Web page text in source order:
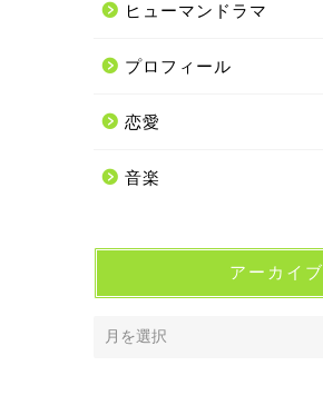
ヒューマンドラマ
プロフィール
恋愛
音楽
アーカイブ